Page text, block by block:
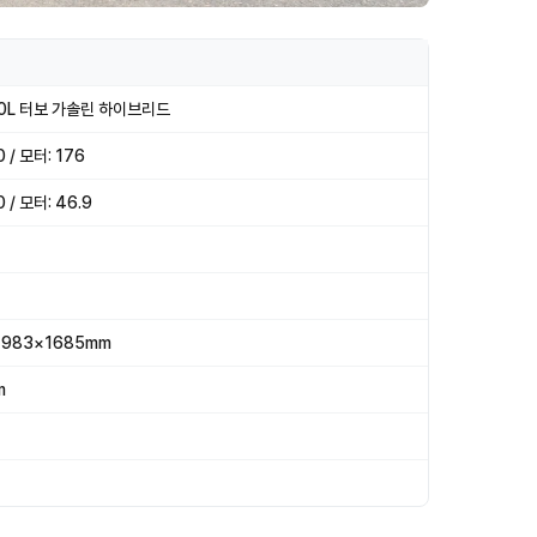
터보 가솔린 하이브리드
/ 모터: 176
/ 모터: 46.9